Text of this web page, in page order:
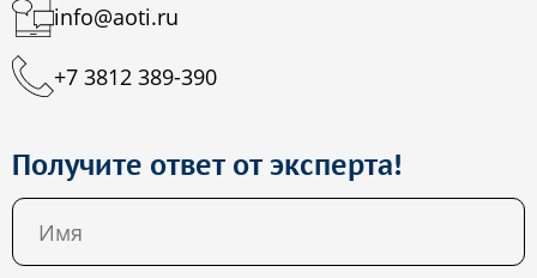
info@aoti.ru
+7 3812 389-390
Получите ответ от эксперта!